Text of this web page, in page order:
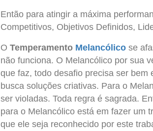
Então para atingir a máxima
Competitivos, Objetivos Definidos,
O Temperamento Melancólico se
não funciona. O Melancólico por sua
que faz, todo desafio precisa ser
busca soluções criativas. Para o
ser violadas. Toda regra é sagrada.
para o Melancólico está em fazer um
que ele seja reconhecido por este